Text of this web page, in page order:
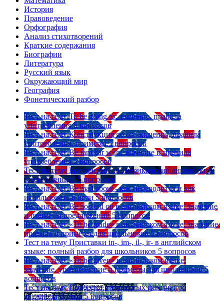
История
Правоведение
Орфография
Анализ стихотворений
Краткие содержания
Биографии
Литература
Русский язык
Окружающий мир
География
Фонетический разбор
Тест на тему To be going to: значение, правила
употребления 5 вопросов
Тест на тему Конструкция go on: значения, правила
употребления, примеры 5 вопросов
Тест на тему Be familiar with: значение и правила
употребления 5 вопросов
Тест на тему Британский vs американский английский:
в чем разница? 5 вопросов
Тест на тему Be mad about - как переводится и как
использовать в речи 5 вопросов
Тест на тему Be hooked on в английском языке: значение
и примеры предложений 5 вопросов
Тест на тему «To be made» в английском языке: значение,
правила и примеры для школьников 5 вопросов
Тест на тему Приставки in-, im-, il-, ir- в английском
языке: полный разбор для школьников 5 вопросов
Тест на тему «To be given» в английском языке:
значение, употребление и примеры для школьников 5
вопросов
Тест на тему Подборка интересных фактов про
английский язык 5 вопросов